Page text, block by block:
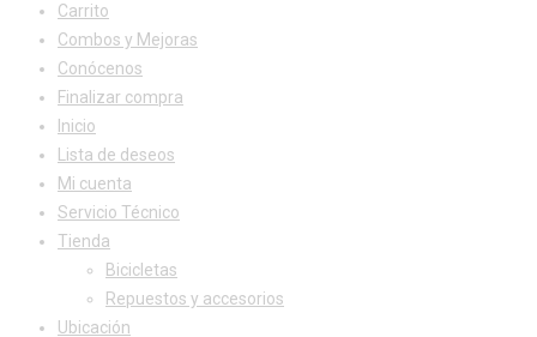
Carrito
Combos y Mejoras
Conócenos
Finalizar compra
Inicio
Lista de deseos
Mi cuenta
Servicio Técnico
Tienda
Bicicletas
Repuestos y accesorios
Ubicación